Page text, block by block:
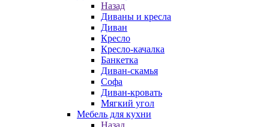
Назад
Диваны и кресла
Диван
Кресло
Кресло-качалка
Банкетка
Диван-скамья
Софа
Диван-кровать
Мягкий угол
Мебель для кухни
Назад